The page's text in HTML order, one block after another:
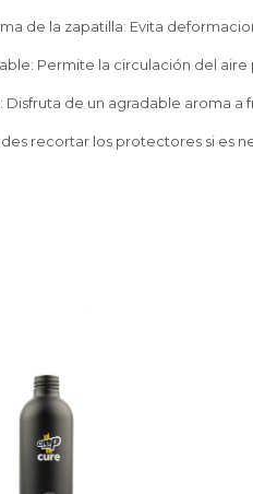
de la zapatilla: Evita
Permite la circulación del
de un agradable aroma a
recortar los protectores si es